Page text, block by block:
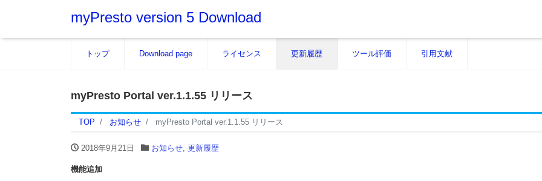
myPresto version 5 Download
トップ Download page ライセンス 更新履歴 ツール評価 引用文献
myPresto Portal ver.1.1.55 リリース
TOP お知らせ myPresto Portal ver.1.1.55 リリース
2018年9月21日 お知らせ, 更新履歴
機能追加